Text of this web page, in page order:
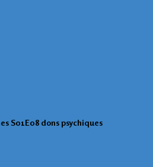
S01E08 dons psychiques